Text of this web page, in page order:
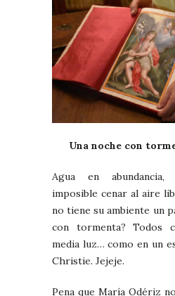
Una noche con
Agua en
imposible cenar al aire
no tiene su ambiente un
con tormenta? Todos
media luz… como en un
Christie. Jejeje.
Pena que María Odériz